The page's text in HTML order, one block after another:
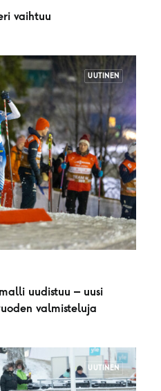
vaihtuu
UUTINEN
uudistuu – uusi
valmisteluja
UUTINEN